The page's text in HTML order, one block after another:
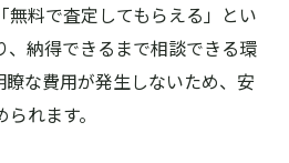
無料で査定してもらえる」とい
、納得できるまで相談できる環
な費用が発生しないため、安
れます。